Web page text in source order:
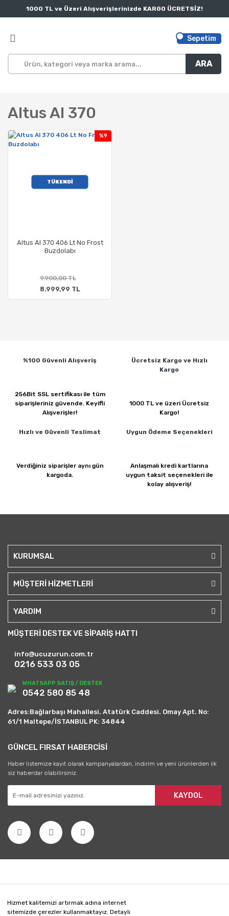
Hizmet kalitemizi artırmak adına internet
sitemizde çerezler kullanmaktayız. Detaylı
1000 TL ve Üzeri Alışverişlerinizde KARGO ÜCRETSİZ!
ARA
Sepetim
Altus Al 370
TÜKENDİ
Altus Al 370 406 Lt No Frost
Buzdolabı
%9
9.900,00 TL
8.999,99 TL
%100 Güvenli Alışveriş
256Bit SSL sertifikası ile tüm
siparişleriniz güvende. Keyifli
Alışverişler!
Ücretsiz Kargo ve Hızlı
Kargo
1000 TL ve üzeri Ücretsiz
Kargo!
Hızlı ve Güvenli Teslimat
Verdiğiniz siparişler aynı gün
kargoda.
Uygun Ödeme Seçenekleri
Anlaşmalı kredi kartlarına
uygun taksit seçenekleri ile
kolay alışveriş!
KURUMSAL
MÜŞTERİ HİZMETLERİ
YARDIM
MÜŞTERİ DESTEK VE SİPARİŞ HATTI
info@ucuzurun.com.tr
0216 533 03 05
WHATSAPP SATIŞ / DESTEK
0542 580 85 48
Adres:Bağlarbaşı Mahallesi. Atatürk Caddesi. Omay Apt. No:
61/1 Maltepe/İSTANBUL PK: 34844
GÜNCEL FIRSAT HABERCİSİ
Haber listemize kayıt olarak kampanyalardan, indirim ve yeni ürünlerden ilk
siz haberdar olabilirsiniz.
KAYDOL